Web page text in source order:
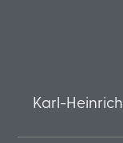
Karl-